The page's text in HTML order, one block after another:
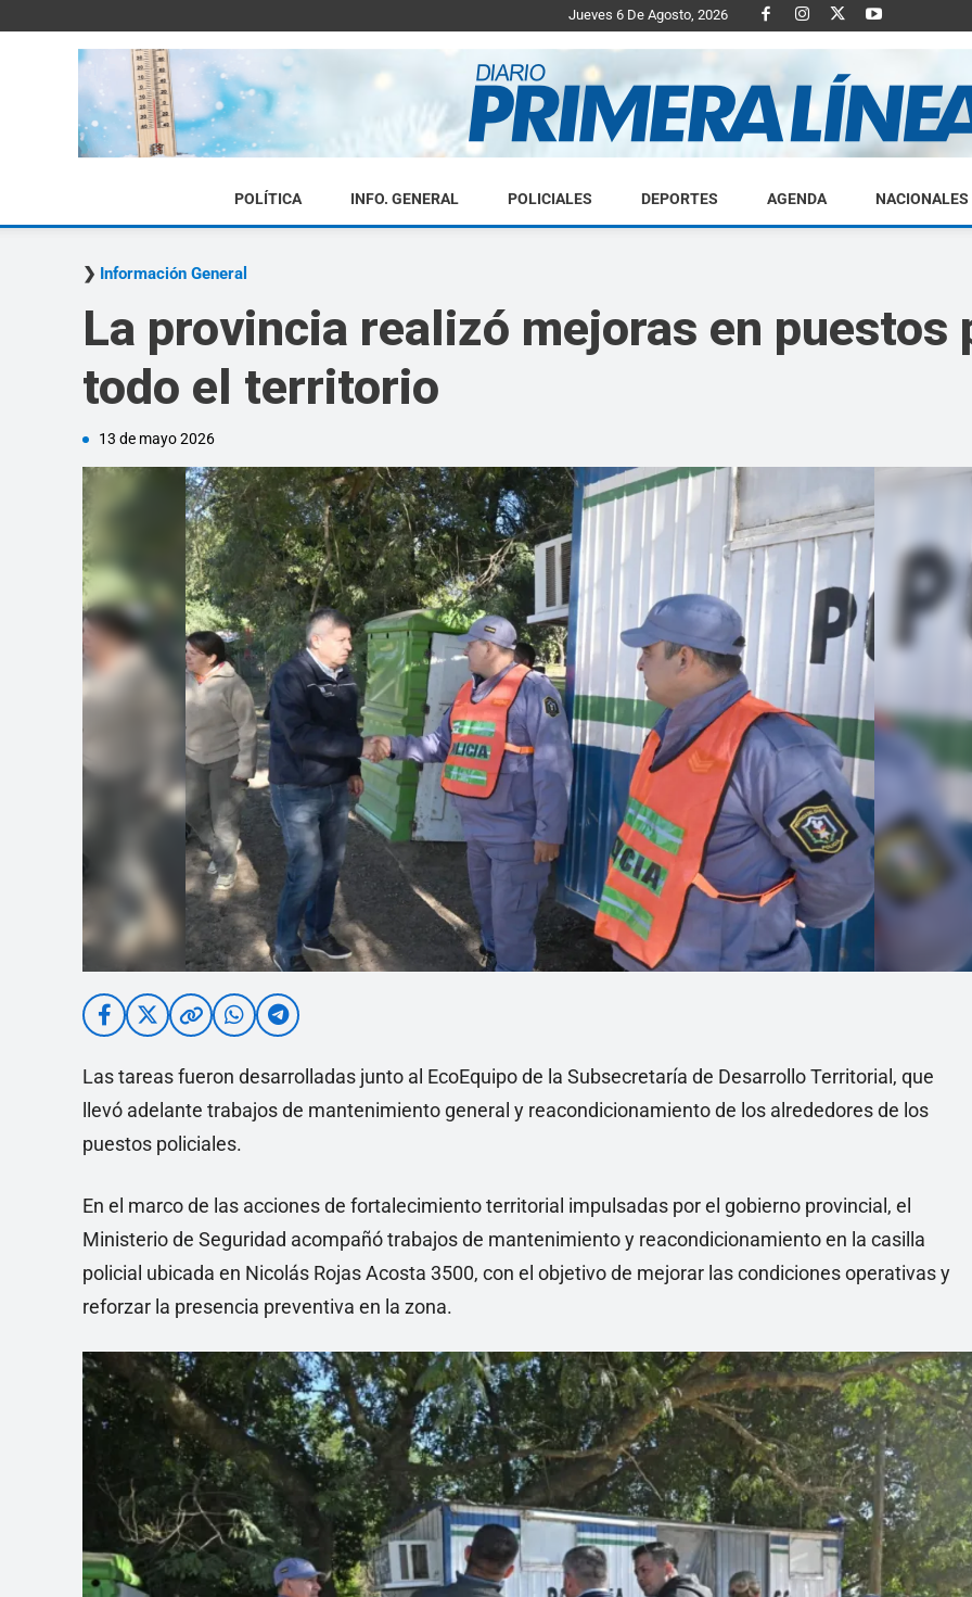
Jueves 6 De Agosto, 2026
Diario
Linea
POLÍTICA INFO. GENERAL POLICIALES DEPORTES AGENDA NACIONALES
Información General
La provincia realizó mejoras en puestos
todo el territorio
13 de mayo 2026
Las tareas fueron desarrolladas junto al EcoEquipo de la Subsecretaría de Desarrollo Territorial, que
llevó adelante trabajos de mantenimiento general y reacondicionamiento de los alrededores de los
puestos policiales.
En el marco de las acciones de fortalecimiento territorial impulsadas por el gobierno provincial, el
Ministerio de Seguridad acompañó trabajos de mantenimiento y reacondicionamiento en la casilla
policial ubicada en Nicolás Rojas Acosta 3500, con el objetivo de mejorar las condiciones operativas y
reforzar la presencia preventiva en la zona.